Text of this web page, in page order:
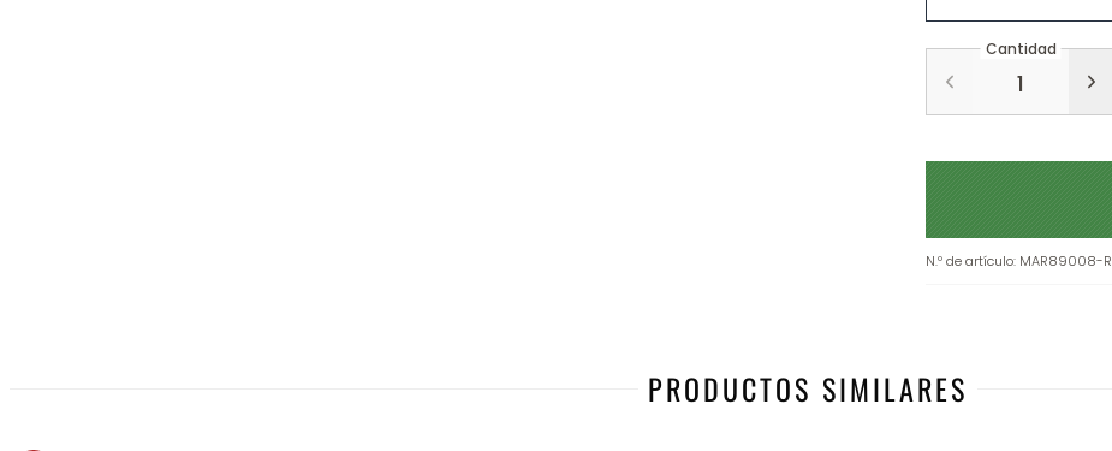
Cantidad
N.º de artículo: MAR89008-R
PRODUCTOS SIMILARES